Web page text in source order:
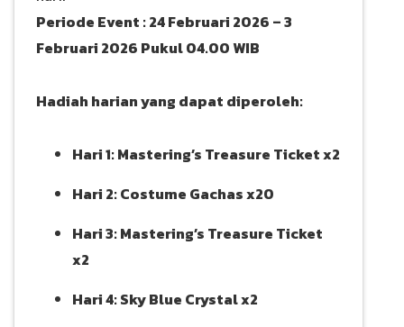
Periode Event : 24 Februari 2026 – 3
Februari 2026 Pukul 04.00 WIB
Hadiah harian yang dapat diperoleh:
Hari 1: Mastering’s Treasure Ticket x2
Hari 2: Costume Gachas x20
Hari 3: Mastering’s Treasure Ticket
x2
Hari 4: Sky Blue Crystal x2